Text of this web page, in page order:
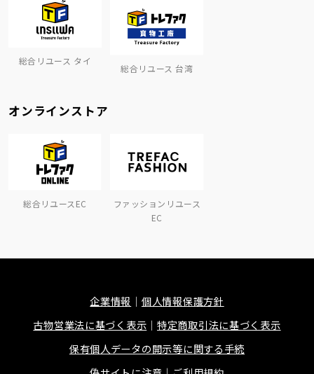
総合リユース タイ
総合リユース 台湾
オンラインストア
総合リユースEC
ファッションリユース
EC
企業情報
個人情報保護方針
古物営業法に基づく表示
特定商取引法に基づく表示
保有個人データの開示等に関する手続